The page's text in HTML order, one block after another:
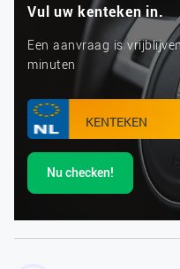
Vul uw kenteken in.
Een aanvraag is
minuten
Nu checken!